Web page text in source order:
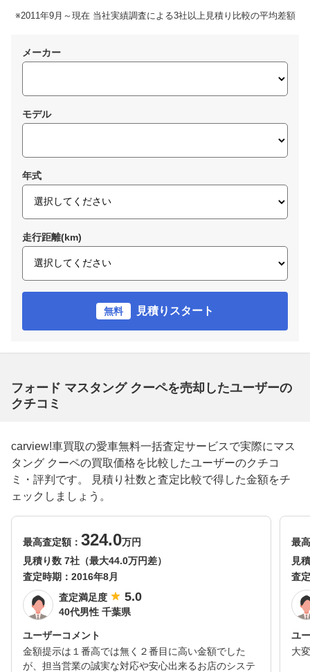
※2011年9月～現在 当社実績調査による3社以上見積り比較の平均差額
メーカー
モデル
年式
走行距離(km)
無料 見積りスタート
フォード マスタング クーペを売却したユーザーの
クチコミ
carview!車買取の愛車無料一括査定サービスで実際にマス
タング クーペの買取価格を比較したユーザーのクチコ
ミ・評判です。 見積り社数と査定比較で得した金額をチ
ェックしましょう。
最高査定額： 324.0万円
見積り数 7社（最大44.0万円差）
査定時期： 2016年8月
査定満足度
5.0
40代男性 千葉県
ユーザーコメント
金額提示は１番高では無く２番目に高い金額でした
が、担当営業の誠実な対応や安心出来るお店のシステ
最
見
査
ユ
大